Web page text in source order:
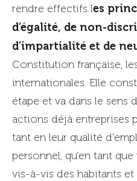
rendre effectifs les
d’égalité, de non-
d’impartialité et de
Constitution française,
internationales. Elle
étape et va dans le sens
actions déjà entreprises
tant en leur qualité
personnel, qu’en tant
vis-à-vis des habitants et